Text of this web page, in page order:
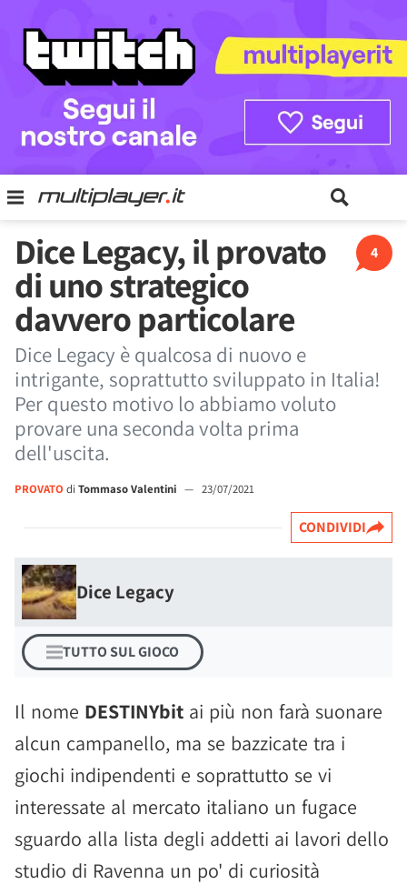
4
Dice Legacy, il provato
di uno strategico
davvero particolare
Dice Legacy è qualcosa di nuovo e
intrigante, soprattutto sviluppato in Italia!
Per questo motivo lo abbiamo voluto
provare una seconda volta prima
dell'uscita.
PROVATO di Tommaso Valentini — 23/07/2021
CONDIVIDI
Dice Legacy
TUTTO SUL GIOCO
Il nome DESTINYbit ai più non farà suonare
alcun campanello, ma se bazzicate tra i
giochi indipendenti e soprattutto se vi
interessate al mercato italiano un fugace
sguardo alla lista degli addetti ai lavori dello
studio di Ravenna un po' di curiosità